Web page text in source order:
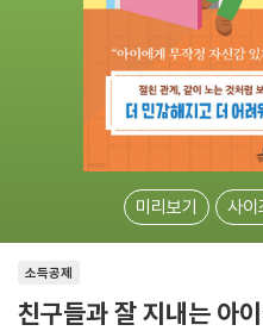
미리보기 사이
소득공제
친구들과 잘 지내는 아